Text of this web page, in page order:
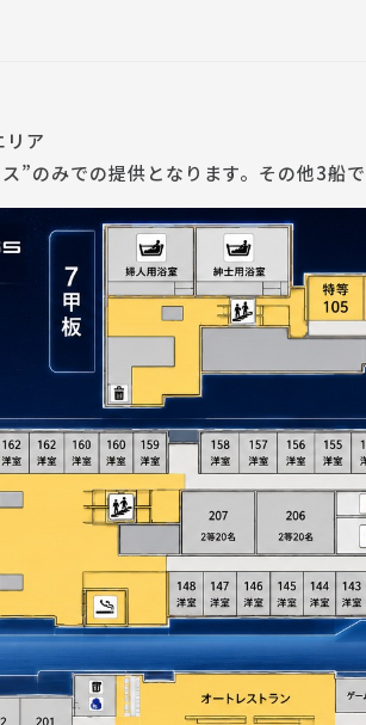
ア
”のみでの提供となります。その他3船で